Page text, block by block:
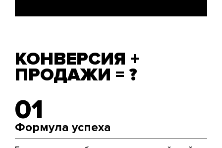
КОНВЕРСИЯ +
ПРОДАЖИ = ?
01
Формула успеха